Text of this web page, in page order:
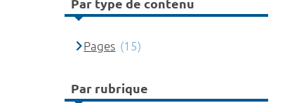
Par type de contenu
Pages (15)
Par rubrique